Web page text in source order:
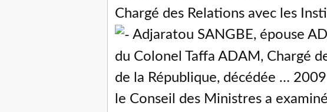
Chargé des Relations avec les
Adjaratou SANGBE, épouse
du Colonel Taffa ADAM, Chargé
de la République, décédée …
le Conseil des Ministres a